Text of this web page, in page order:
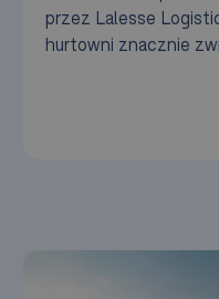
przez Lalesse
hurtowni znacznie